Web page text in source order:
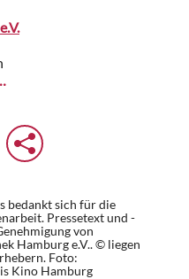
bedankt sich für die
Pressetext und -
von
Hamburg e.V.. © liegen
Foto:
Kino Hamburg